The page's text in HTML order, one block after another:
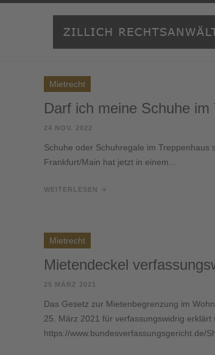
Mietrecht
Darf ich meine Schuhe
24 NOV. 2022
Schuhe oder Schuhregale im Treppenhaus
Frankfurt/Main hat jetzt in einem...
WEITERLESEN
Mietrecht
Mietendeckel
25 MÄRZ 2021
Das Gesetz zur Mietenbegrenzung im
25. März 2021 für verfassungswidrig erklärt
https://www.bundesverfassungsgericht.de/